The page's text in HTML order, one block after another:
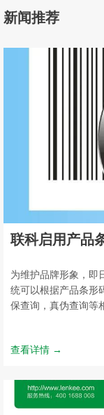
新闻推荐
联科启用产品
为维护品牌形象，即
统可以根据产品条形
保查询，真伪查询等
查看详情 →